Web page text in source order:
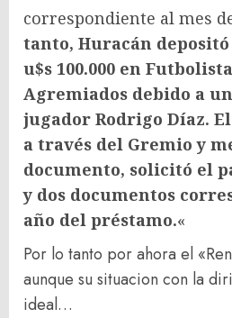
correspondiente al mes
tanto, Huracán
u$s 100.000 en
Agremiados debido a
jugador Rodrigo Díaz.
a través del Gremio y
documento, solicitó el
y dos documentos
año del préstamo.«
Por lo tanto por ahora el
aunque su situacion con la
ideal…